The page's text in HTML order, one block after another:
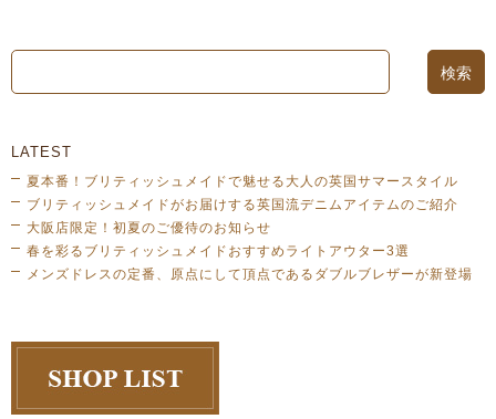
LATEST
夏本番！ブリティッシュメイドで魅せる大人の英国サマースタイル
ブリティッシュメイドがお届けする英国流デニムアイテムのご紹介
大阪店限定！初夏のご優待のお知らせ
春を彩るブリティッシュメイドおすすめライトアウター3選
メンズドレスの定番、原点にして頂点であるダブルブレザーが新登場